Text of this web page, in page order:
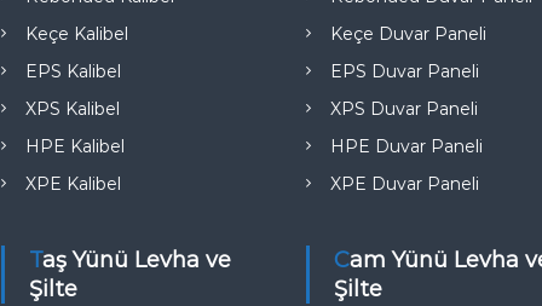
Keçe Kalibel
EPS Kalibel
XPS Kalibel
HPE Kalibel
XPE Kalibel
Taş Yünü Levha ve
Şilte
Keçe Duvar Paneli
EPS Duvar Paneli
XPS Duvar Paneli
HPE Duvar Paneli
XPE Duvar Paneli
Cam Yünü Levha ve
Şilte